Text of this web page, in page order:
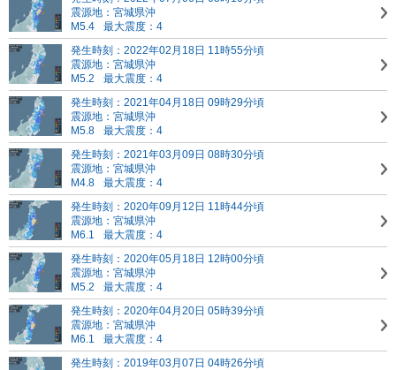
震源地：宮城県沖
M5.4
最大震度：4
発生時刻：2022年02月18日 11時55分頃
震源地：宮城県沖
M5.2
最大震度：4
発生時刻：2021年04月18日 09時29分頃
震源地：宮城県沖
M5.8
最大震度：4
発生時刻：2021年03月09日 08時30分頃
震源地：宮城県沖
M4.8
最大震度：4
発生時刻：2020年09月12日 11時44分頃
震源地：宮城県沖
M6.1
最大震度：4
発生時刻：2020年05月18日 12時00分頃
震源地：宮城県沖
M5.2
最大震度：4
発生時刻：2020年04月20日 05時39分頃
震源地：宮城県沖
M6.1
最大震度：4
発生時刻：2019年03月07日 04時26分頃